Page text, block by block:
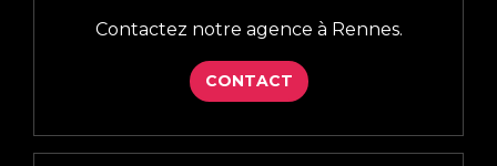
Contactez notre agence à Rennes.
CONTACT